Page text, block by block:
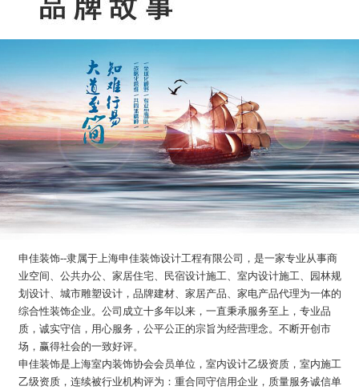
申佳装饰--隶属于上海申佳装饰设计工程有限公司，是一家专业从事商
业空间、公共办公、家居住宅、民宿设计施工、室内设计施工、园林规
划设计、城市雕塑设计，品牌建材、家居产品、家电产品代理为一体的
综合性装饰企业。公司成立十多年以来，一直秉承服务至上，专业品
质，诚实守信，用心服务，公平公正的宗旨为经营理念。不断开创市
场，赢得社会的一致好评。
申佳装饰是上海室内装饰协会会员单位，室内设计乙级资质，室内施工
乙级资质，连续被行业机构评为：重合同守信用企业，质量服务诚信单